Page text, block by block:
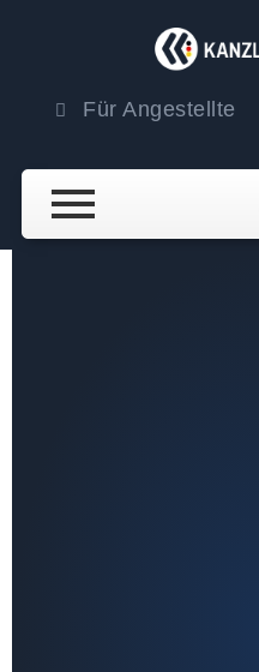
Für Angestellte